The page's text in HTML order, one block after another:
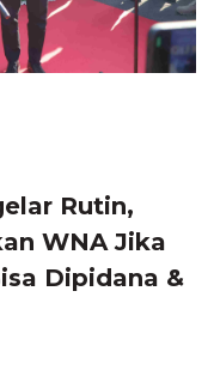
Rutin,
WNA Jika
Dipidana &